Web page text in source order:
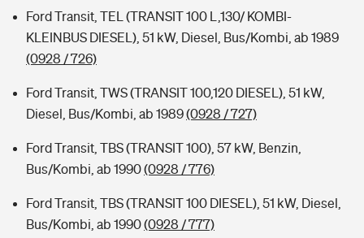
Ford Transit, TEL (TRANSIT 100 L,130/ KOMBI-
KLEINBUS DIESEL), 51 kW, Diesel, Bus/Kombi, ab 1989
(0928 / 726)
Ford Transit, TWS (TRANSIT 100,120 DIESEL), 51 kW,
Diesel, Bus/Kombi, ab 1989(0928 / 727)
Ford Transit, TBS (TRANSIT 100), 57 kW, Benzin,
Bus/Kombi, ab 1990(0928 / 776)
Ford Transit, TBS (TRANSIT 100 DIESEL), 51 kW, Diesel,
Bus/Kombi, ab 1990(0928 / 777)